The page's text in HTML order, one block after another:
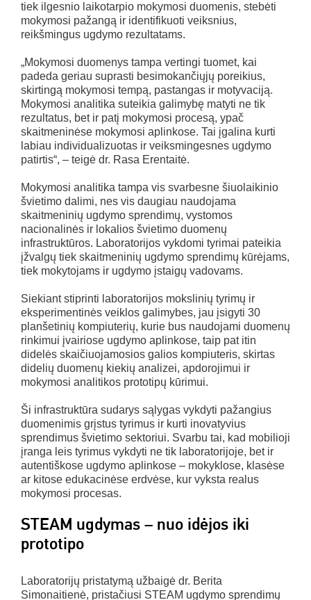
tiek ilgesnio laikotarpio mokymosi duomenis, stebėti
mokymosi pažangą ir identifikuoti veiksnius,
reikšmingus ugdymo rezultatams.
„Mokymosi duomenys tampa vertingi tuomet, kai
padeda geriau suprasti besimokančiųjų poreikius,
skirtingą mokymosi tempą, pastangas ir motyvaciją.
Mokymosi analitika suteikia galimybę matyti ne tik
rezultatus, bet ir patį mokymosi procesą, ypač
skaitmeninėse mokymosi aplinkose. Tai įgalina kurti
labiau individualizuotas ir veiksmingesnes ugdymo
patirtis“, – teigė dr. Rasa Erentaitė.
Mokymosi analitika tampa vis svarbesne šiuolaikinio
švietimo dalimi, nes vis daugiau naudojama
skaitmeninių ugdymo sprendimų, vystomos
nacionalinės ir lokalios švietimo duomenų
infrastruktūros. Laboratorijos vykdomi tyrimai pateikia
įžvalgų tiek skaitmeninių ugdymo sprendimų kūrėjams,
tiek mokytojams ir ugdymo įstaigų vadovams.
Siekiant stiprinti laboratorijos mokslinių tyrimų ir
eksperimentinės veiklos galimybes, jau įsigyti 30
planšetinių kompiuterių, kurie bus naudojami duomenų
rinkimui įvairiose ugdymo aplinkose, taip pat itin
didelės skaičiuojamosios galios kompiuteris, skirtas
didelių duomenų kiekių analizei, apdorojimui ir
mokymosi analitikos prototipų kūrimui.
Ši infrastruktūra sudarys sąlygas vykdyti pažangius
duomenimis grįstus tyrimus ir kurti inovatyvius
sprendimus švietimo sektoriui. Svarbu tai, kad mobilioji
įranga leis tyrimus vykdyti ne tik laboratorijoje, bet ir
autentiškose ugdymo aplinkose – mokyklose, klasėse
ar kitose edukacinėse erdvėse, kur vyksta realus
mokymosi procesas.
STEAM ugdymas – nuo idėjos iki
prototipo
Laboratorijų pristatymą užbaigė dr. Berita
Simonaitienė, pristačiusi STEAM ugdymo sprendimų